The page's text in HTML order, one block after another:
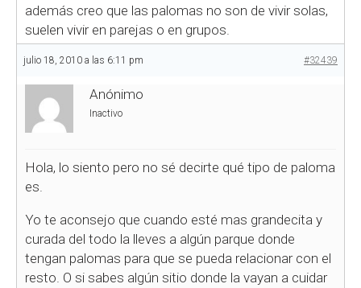
además creo que las palomas no son de vivir solas,
suelen vivir en parejas o en grupos.
julio 18, 2010 a las 6:11 pm #32439
Anónimo
Inactivo
Hola, lo siento pero no sé decirte qué tipo de paloma
es.
Yo te aconsejo que cuando esté mas grandecita y
curada del todo la lleves a algún parque donde
tengan palomas para que se pueda relacionar con el
resto. O si sabes algún sitio donde la vayan a cuidar